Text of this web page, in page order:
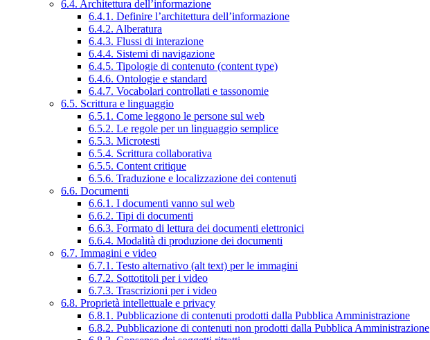
6.4. Architettura dell’informazione
6.4.1. Definire l’architettura dell’informazione
6.4.2. Alberatura
6.4.3. Flussi di interazione
6.4.4. Sistemi di navigazione
6.4.5. Tipologie di contenuto (content type)
6.4.6. Ontologie e standard
6.4.7. Vocabolari controllati e tassonomie
6.5. Scrittura e linguaggio
6.5.1. Come leggono le persone sul web
6.5.2. Le regole per un linguaggio semplice
6.5.3. Microtesti
6.5.4. Scrittura collaborativa
6.5.5. Content critique
6.5.6. Traduzione e localizzazione dei contenuti
6.6. Documenti
6.6.1. I documenti vanno sul web
6.6.2. Tipi di documenti
6.6.3. Formato di lettura dei documenti elettronici
6.6.4. Modalità di produzione dei documenti
6.7. Immagini e video
6.7.1. Testo alternativo (alt text) per le immagini
6.7.2. Sottotitoli per i video
6.7.3. Trascrizioni per i video
6.8. Proprietà intellettuale e privacy
6.8.1. Pubblicazione di contenuti prodotti dalla Pubblica Amministrazione
6.8.2. Pubblicazione di contenuti non prodotti dalla Pubblica Amministrazione